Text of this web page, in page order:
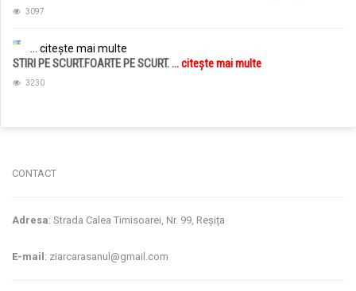
3097
... citește mai multe
STIRI PE SCURT.FOARTE PE SCURT.... citește mai multe
3230
CONTACT
Adresa: Strada Calea Timisoarei, Nr. 99, Reșița
E-mail: ziarcarasanul@gmail.com